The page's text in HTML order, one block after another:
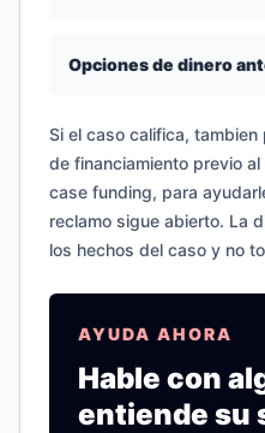
Opciones de dinero
Si el caso califica,
de financiamiento previo
case funding, para
reclamo sigue abierto. La
los hechos del caso y no
AYUDA AHORA
Hable con
entiende su